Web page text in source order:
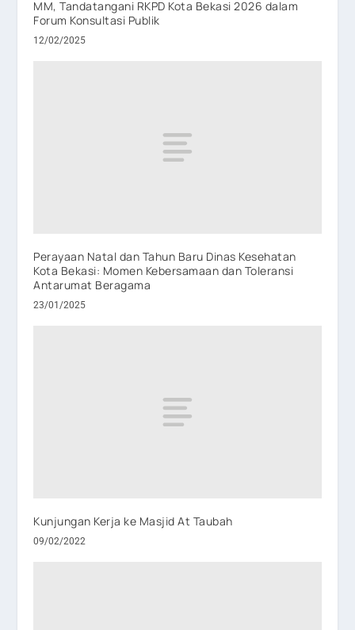
MM, Tandatangani RKPD Kota Bekasi 2026 dalam
Forum Konsultasi Publik
12/02/2025
Perayaan Natal dan Tahun Baru Dinas Kesehatan
Kota Bekasi: Momen Kebersamaan dan Toleransi
Antarumat Beragama
23/01/2025
Kunjungan Kerja ke Masjid At Taubah
09/02/2022